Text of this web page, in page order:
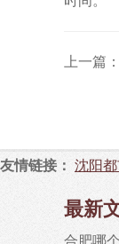
上一篇：
友情链接： 沈阳
最新